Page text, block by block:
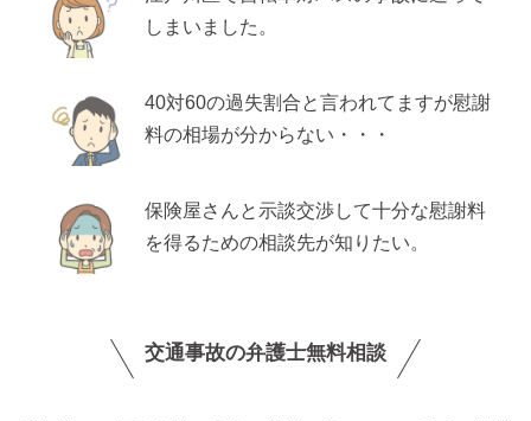
しまいました。
40対60の過失割合と言われてますが慰謝
料の相場が分からない・・・
保険屋さんと示談交渉して十分な慰謝料
を得るための相談先が知りたい。
交通事故の弁護士無料相談